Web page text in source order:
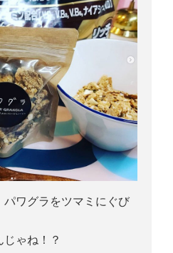
ワグラをツマミにぐび
ゃね！？